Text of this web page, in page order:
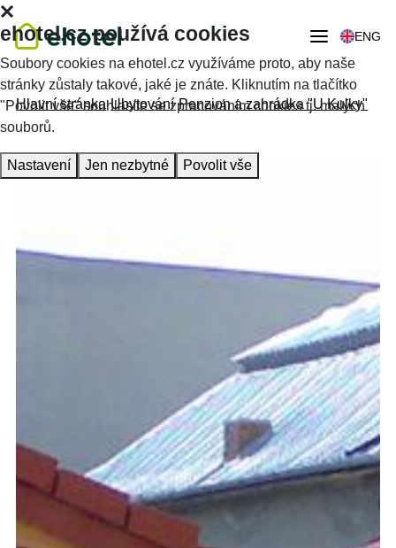
ENG
Hlavní stránka Ubytování Penzion a zahrádka "U Kulky"
ehotel.cz používá cookies
Soubory cookies na ehotel.cz využíváme proto, aby naše
stránky zůstaly takové, jaké je znáte. Kliknutím na tlačítko
"Povolit vše" souhlasíte se zpracováním cookies tj. malých
souborů.
Nastavení Jen nezbytné Povolit vše